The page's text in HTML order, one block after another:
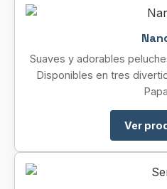
Suaves y adorables
Disponibles en tres
Ver